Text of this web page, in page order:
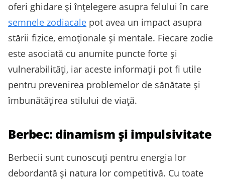
oferi ghidare și înțelegere asupra felului în care
semnele zodiacale pot avea un impact asupra
stării fizice, emoționale și mentale. Fiecare zodie
este asociată cu anumite puncte forte și
vulnerabilități, iar aceste informații pot fi utile
pentru prevenirea problemelor de sănătate și
îmbunătățirea stilului de viață.
Berbec: dinamism și impulsivitate
Berbecii sunt cunoscuți pentru energia lor
debordantă și natura lor competitivă. Cu toate